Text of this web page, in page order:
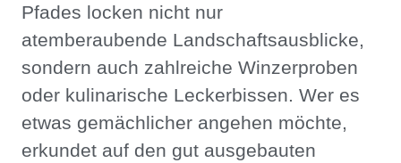
Pfades locken nicht nur
atemberaubende Landschaftsausblicke,
sondern auch zahlreiche Winzerproben
oder kulinarische Leckerbissen. Wer es
etwas gemächlicher angehen möchte,
erkundet auf den gut ausgebauten